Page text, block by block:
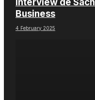
Business
4 February 2025